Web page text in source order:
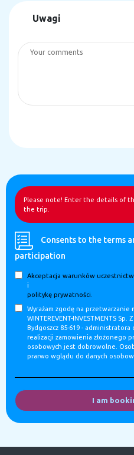
Uwagi
Please note! Enter the details of
the trip.
Consents to the terms
participation
Akceptacja warunków
i
politykę prywatności.
Wyrażam zgodę na przetwarzanie
WINTEREVENT-INVESTMENTS
Bydgoszcz 85-619 -
realizacji zamowienia złożonego
osobowych jest dobrowolne.
prarwo wglądu do danych
I am